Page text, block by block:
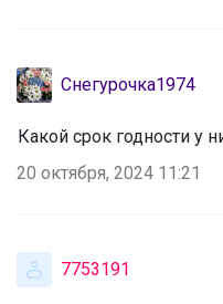
Снегурочка1974
Какой срок годности у
20 октября, 2024 11:21
7753191